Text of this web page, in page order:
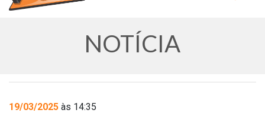
NOTÍCIA
19/03/2025 às 14:35